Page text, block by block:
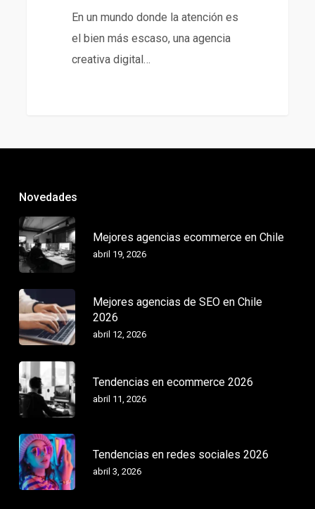
En un mundo donde la atención es
el bien más escaso, una agencia
creativa digital…
Novedades
Mejores agencias ecommerce en Chile
abril 19, 2026
Mejores agencias de SEO en Chile
2026
abril 12, 2026
Tendencias en ecommerce 2026
abril 11, 2026
Tendencias en redes sociales 2026
abril 3, 2026